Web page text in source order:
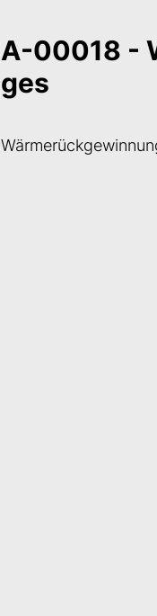
A-00018 -
ges